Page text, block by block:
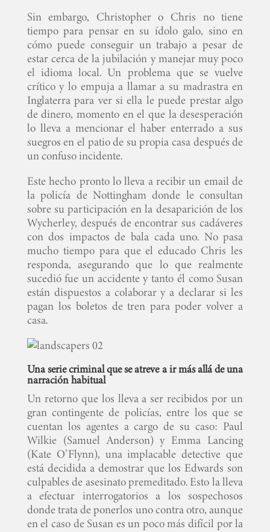
Sin embargo, Christopher o Chris no tiene
tiempo para pensar en su ídolo galo, sino en
cómo puede conseguir un trabajo a pesar de
estar cerca de la jubilación y manejar muy poco
el idioma local. Un problema que se vuelve
crítico y lo empuja a llamar a su madrastra en
Inglaterra para ver si ella le puede prestar algo
de dinero, momento en el que la desesperación
lo lleva a mencionar el haber enterrado a sus
suegros en el patio de su propia casa después de
un confuso incidente.
Este hecho pronto lo lleva a recibir un email de
la policía de Nottingham donde le consultan
sobre su participación en la desaparición de los
Wycherley, después de encontrar sus cadáveres
con dos impactos de bala cada uno. No pasa
mucho tiempo para que el educado Chris les
responda, asegurando que lo que realmente
sucedió fue un accidente y tanto él como Susan
están dispuestos a colaborar y a declarar si les
pagan los boletos de tren para poder volver a
casa.
Una serie criminal que se atreve a ir más allá de una
narración habitual
Un retorno que los lleva a ser recibidos por un
gran contingente de policías, entre los que se
cuentan los agentes a cargo de su caso: Paul
Wilkie (Samuel Anderson) y Emma Lancing
(Kate O’Flynn), una implacable detective que
está decidida a demostrar que los Edwards son
culpables de asesinato premeditado. Esto la lleva
a efectuar interrogatorios a los sospechosos
donde trata de ponerlos uno contra otro, aunque
en el caso de Susan es un poco más difícil por la